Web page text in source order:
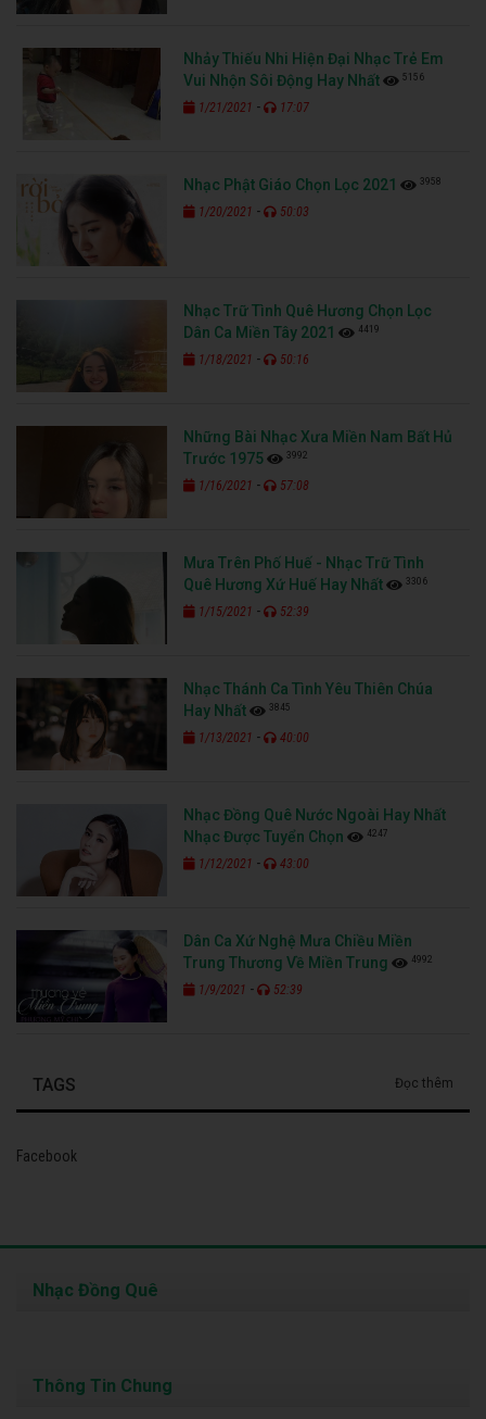
Nhảy Thiếu Nhi Hiện Đại Nhạc Trẻ Em
Vui Nhộn Sôi Động Hay Nhất
5156
1/21/2021 - 17:07
Nhạc Phật Giáo Chọn Lọc 2021 3958
1/20/2021 - 50:03
Nhạc Trữ Tình Quê Hương Chọn Lọc
Dân Ca Miền Tây 2021
4419
1/18/2021 - 50:16
Những Bài Nhạc Xưa Miền Nam Bất Hủ
Trước 1975
3992
1/16/2021 - 57:08
Mưa Trên Phố Huế - Nhạc Trữ Tình
Quê Hương Xứ Huế Hay Nhất
3306
1/15/2021 - 52:39
Nhạc Thánh Ca Tình Yêu Thiên Chúa
Hay Nhất
3845
1/13/2021 - 40:00
Nhạc Đồng Quê Nước Ngoài Hay Nhất
Nhạc Được Tuyển Chọn
4247
1/12/2021 - 43:00
Dân Ca Xứ Nghệ Mưa Chiều Miền
Trung Thương Về Miền Trung
4992
1/9/2021 - 52:39
TAGS Đọc thêm
Facebook
Nhạc Đồng Quê
Thông Tin Chung